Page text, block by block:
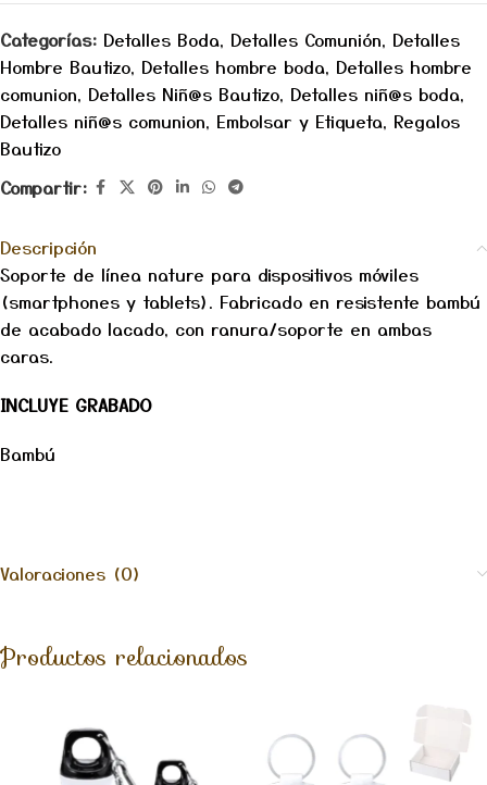
Categorías: Detalles Boda, Detalles Comunión, Detalles
Hombre Bautizo, Detalles hombre boda, Detalles hombre
comunion, Detalles Niñ@s Bautizo, Detalles niñ@s boda,
Detalles niñ@s comunion, Embolsar y Etiqueta, Regalos
Bautizo
Compartir:
Descripción
Soporte de línea nature para dispositivos móviles
(smartphones y tablets). Fabricado en resistente bambú
de acabado lacado, con ranura/soporte en ambas
caras.
INCLUYE GRABADO
Bambú
Valoraciones (0)
Productos relacionados